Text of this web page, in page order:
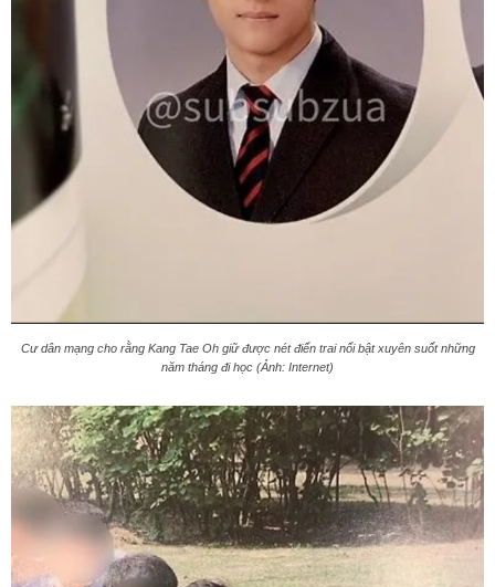
Cư dân mạng cho rằng Kang Tae Oh giữ được nét điển trai nổi bật xuyên suốt những
năm tháng đi học (Ảnh: Internet)